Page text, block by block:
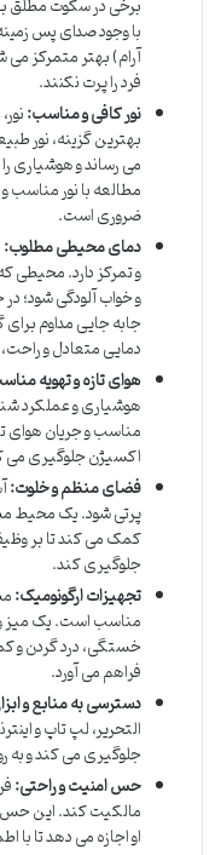
با وجود صدای پس
آرام) بهتر متمرکز
فرد را پرت نکنند.
نور کافی و مناسب:
بهترین گزینه، نور
می رساند و هوشیاری
مطالعه با نور مناسب
ضروری است.
دمای محیطی مطلوب:
و تمرکز دارد. محیطی
و خواب آلودگی شود؛
جابه جایی مداوم
دمایی متعادل و
هوای تازه و تهویه
هوشیاری و عملکرد
مناسب و جریان هوای
اکسیژن جلوگیری می
فضای منظم و خلوت:
پرتی شود. یک محیط
کمک می کند تا بر
جلوگیری کند.
تجهیزات ارگونومیک:
مناسب است. یک میز و
خستگی، درد گردن و
فراهم می آورد.
دسترسی به منابع و
التحریر، لپ تاپ و
جلوگیری می کند و به
حس امنیت و راحتی:
مالکیت کند. این حس
او اجازه می دهد تا با